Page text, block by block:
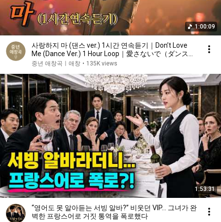
1:00:09
사랑하지 마 (댄스 ver.) 1시간 연속듣기｜Don’t Love
Me (Dance Ver.) 1 Hour Loop｜愛さないで（ダンス
ver.）1時間リピート
중년 애창곡ㅣ애창 • 135K views
1:53:31
“영어도 못 알아듣는 서빙 알바?” 비웃던 VIP… 그녀가 완
벽한 프랑스어로 거짓 통역을 폭로했다